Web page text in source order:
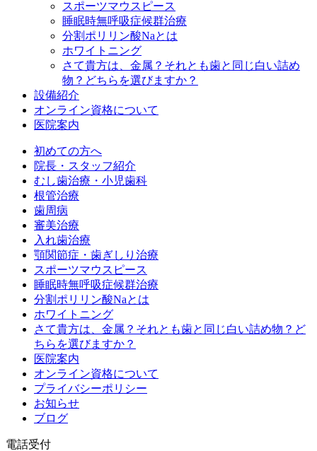
スポーツマウスピース
睡眠時無呼吸症候群治療
分割ポリリン酸Naとは
ホワイトニング
さて貴方は、金属？それとも歯と同じ白い詰め
物？どちらを選びますか？
設備紹介
オンライン資格について
医院案内
初めての方へ
院長・スタッフ紹介
むし歯治療・小児歯科
根管治療
歯周病
審美治療
入れ歯治療
顎関節症・歯ぎしり治療
スポーツマウスピース
睡眠時無呼吸症候群治療
分割ポリリン酸Naとは
ホワイトニング
さて貴方は、金属？それとも歯と同じ白い詰め物？ど
ちらを選びますか？
医院案内
オンライン資格について
プライバシーポリシー
お知らせ
ブログ
電話受付